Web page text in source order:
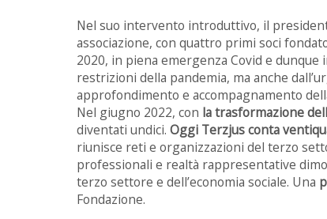
Nel suo intervento introduttivo, il
associazione, con quattro primi soci
2020, in piena emergenza Covid e
restrizioni della pandemia, ma anche
approfondimento e accompagnamento
Nel giugno 2022, con la trasformazione
diventati undici. Oggi Terzjus conta
riunisce reti e organizzazioni del terzo
professionali e realtà rappresentative
terzo settore e dell’economia sociale. Una
Fondazione.